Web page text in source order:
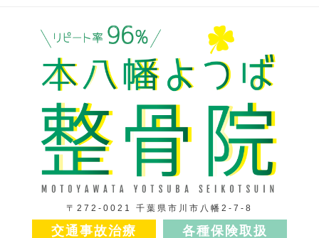
〒272-0021 千葉県市川市八幡2-7-8
交通事故治療 各種保険取扱